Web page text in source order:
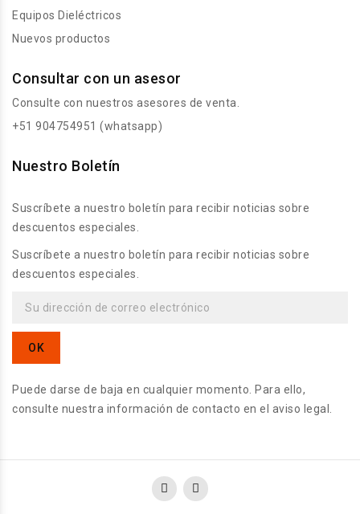
Equipos Dieléctricos
Nuevos productos
Consultar con un asesor
Consulte con nuestros asesores de venta.
+51 904754951 (whatsapp)
Nuestro Boletín
Suscríbete a nuestro boletín para recibir noticias sobre
descuentos especiales.
Suscríbete a nuestro boletín para recibir noticias sobre
descuentos especiales.
Puede darse de baja en cualquier momento. Para ello,
consulte nuestra información de contacto en el aviso legal.